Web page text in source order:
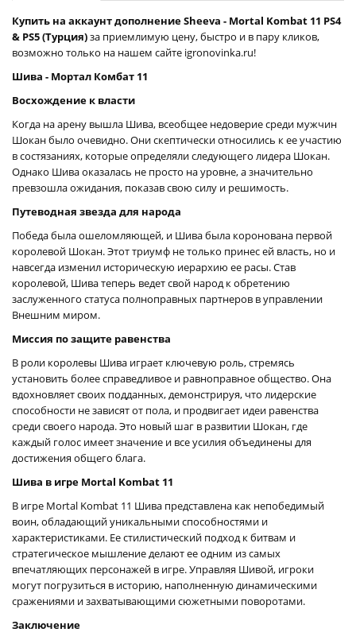
Купить на аккаунт дополнение Sheeva - Mortal Kombat 11 PS4
& PS5 (Турция)за приемлимую цену, быстро и в пару кликов,
возможно только на нашем сайте igronovinka.ru!
Шива - Мортал Комбат 11
Восхождение к власти
Когда на арену вышла Шива, всеобщее недоверие среди мужчин
Шокан было очевидно. Они скептически относились к ее участию
в состязаниях, которые определяли следующего лидера Шокан.
Однако Шива оказалась не просто на уровне, а значительно
превзошла ожидания, показав свою силу и решимость.
Путеводная звезда для народа
Победа была ошеломляющей, и Шива была коронована первой
королевой Шокан. Этот триумф не только принес ей власть, но и
навсегда изменил историческую иерархию ее расы. Став
королевой, Шива теперь ведет свой народ к обретению
заслуженного статуса полноправных партнеров в управлении
Внешним миром.
Миссия по защите равенства
В роли королевы Шива играет ключевую роль, стремясь
установить более справедливое и равноправное общество. Она
вдохновляет своих подданных, демонстрируя, что лидерские
способности не зависят от пола, и продвигает идеи равенства
среди своего народа. Это новый шаг в развитии Шокан, где
каждый голос имеет значение и все усилия объединены для
достижения общего блага.
Шива в игре Mortal Kombat 11
В игре Mortal Kombat 11 Шива представлена как непобедимый
воин, обладающий уникальными способностями и
характеристиками. Ее стилистический подход к битвам и
стратегическое мышление делают ее одним из самых
впечатляющих персонажей в игре. Управляя Шивой, игроки
могут погрузиться в историю, наполненную динамическими
сражениями и захватывающими сюжетными поворотами.
Заключение